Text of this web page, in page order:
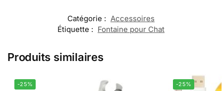
Catégorie : Accessoires
Étiquette : Fontaine pour Chat
Produits similaires
-25% -25%